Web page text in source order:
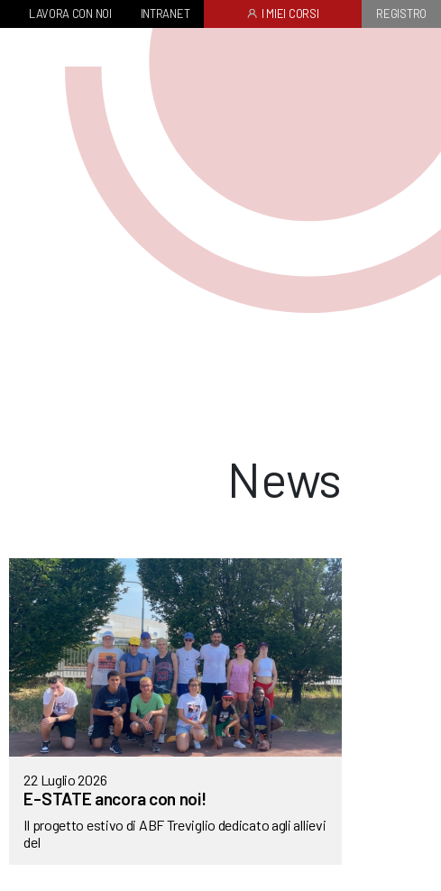
LAVORA CON NOI INTRANET I MIEI CORSI REGISTRO
News
22 Luglio 2026
E-STATE ancora con noi!
Il progetto estivo di ABF Treviglio dedicato agli allievi
del